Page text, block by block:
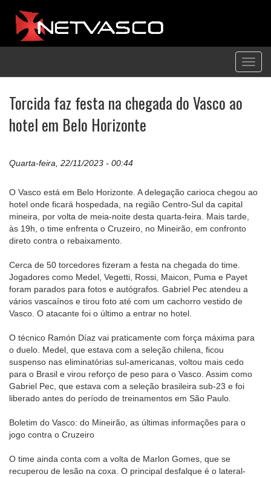
Torcida faz festa na chegada do Vasco ao
hotel em Belo Horizonte
Quarta-feira, 22/11/2023 - 00:44
O Vasco está em Belo Horizonte. A delegação carioca chegou ao
hotel onde ficará hospedada, na região Centro-Sul da capital
mineira, por volta de meia-noite desta quarta-feira. Mais tarde,
às 19h, o time enfrenta o Cruzeiro, no Mineirão, em confronto
direto contra o rebaixamento.
Cerca de 50 torcedores fizeram a festa na chegada do time.
Jogadores como Medel, Vegetti, Rossi, Maicon, Puma e Payet
foram parados para fotos e autógrafos. Gabriel Pec atendeu a
vários vascaínos e tirou foto até com um cachorro vestido de
Vasco. O atacante foi o último a entrar no hotel.
O técnico Ramón Díaz vai praticamente com força máxima para
o duelo. Medel, que estava com a seleção chilena, ficou
suspenso nas eliminatórias sul-americanas, voltou mais cedo
para o Brasil e virou reforço de peso para o Vasco. Assim como
Gabriel Pec, que estava com a seleção brasileira sub-23 e foi
liberado antes do período de treinamentos em São Paulo.
Boletim do Vasco: do Mineirão, as últimas informações para o
jogo contra o Cruzeiro
O time ainda conta com a volta de Marlon Gomes, que se
recuperou de lesão na coxa. O principal desfalque é o lateral-